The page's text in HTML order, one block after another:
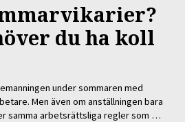
du ha koll
under sommaren med
Men även om anställningen bara
samma arbetsrättsliga regler som …